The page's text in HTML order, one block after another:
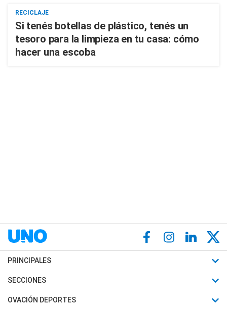
RECICLAJE
Si tenés botellas de plástico, tenés un
tesoro para la limpieza en tu casa: cómo
hacer una escoba
PRINCIPALES
Últimas Noticias
Política
SECCIONES
Horóscopo
OVACIÓN DEPORTES